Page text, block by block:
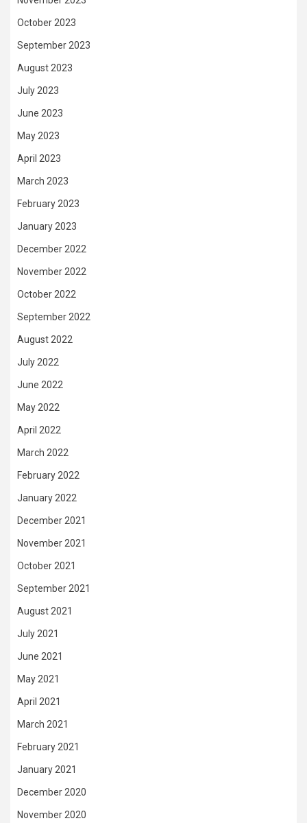
October 2023
September 2023
August 2023
July 2023
June 2023
May 2023
April 2023
March 2023
February 2023
January 2023
December 2022
November 2022
October 2022
September 2022
August 2022
July 2022
June 2022
May 2022
April 2022
March 2022
February 2022
January 2022
December 2021
November 2021
October 2021
September 2021
August 2021
July 2021
June 2021
May 2021
April 2021
March 2021
February 2021
January 2021
December 2020
November 2020